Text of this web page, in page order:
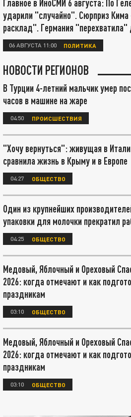
Главное в ИноСМИ 6 августа: По
ударили "случайно". Сюрприз
расклад". Германия "перехватила"
06 АВГУСТА 11:00 ПОЛИТИКА
НОВОСТИ РЕГИОНОВ
В Турции 4-летний мальчик умер
часов в машине на жаре
04:50 ПРОИСШЕСТВИЯ
"Хочу вернуться": живущая в
сравнила жизнь в Крыму и в Европе
04:27 ОБЩЕСТВО
Один из крупнейших
упаковки для молочки прекратил
04:25 ОБЩЕСТВО
Медовый, Яблочный и Ореховый
2026: когда отмечают и как
праздникам
03:10 ОБЩЕСТВО
Медовый, Яблочный и Ореховый
2026: когда отмечают и как
праздникам
03:10 ОБЩЕСТВО